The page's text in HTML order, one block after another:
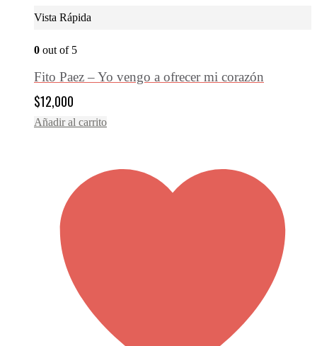
Vista Rápida
0 out of 5
Fito Paez – Yo vengo a ofrecer mi corazón
$12,000
Añadir al carrito